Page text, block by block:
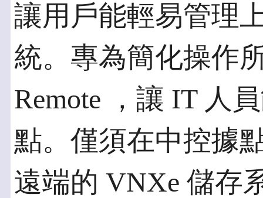
讓用戶能輕易管理
統。專為簡化操作
Remote ，讓 IT 人
點。僅須在中控據
遠端的 VNXe 儲存